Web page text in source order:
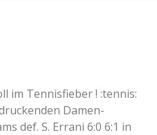
im Tennisfieber ! :tennis:
Damen-
def. S. Errani 6:0 6:1 in